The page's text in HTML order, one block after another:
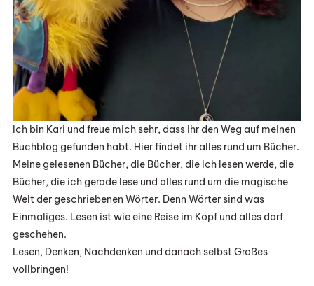
Ich bin Kari und freue mich sehr, dass ihr den Weg auf meinen
Buchblog gefunden habt. Hier findet ihr alles rund um Bücher.
Meine gelesenen Bücher, die Bücher, die ich lesen werde, die
Bücher, die ich gerade lese und alles rund um die magische
Welt der geschriebenen Wörter. Denn Wörter sind was
Einmaliges. Lesen ist wie eine Reise im Kopf und alles darf
geschehen.
Lesen, Denken, Nachdenken und danach selbst Großes
vollbringen!